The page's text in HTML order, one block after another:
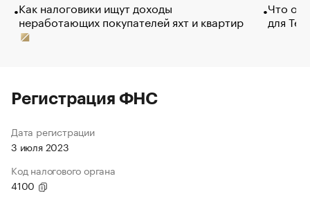
Как налоговики ищут доходы
неработающих покупателей яхт и квартир
Что
для
Регистрация ФНС
Дата регистрации
3 июля 2023
Код налогового органа
4100